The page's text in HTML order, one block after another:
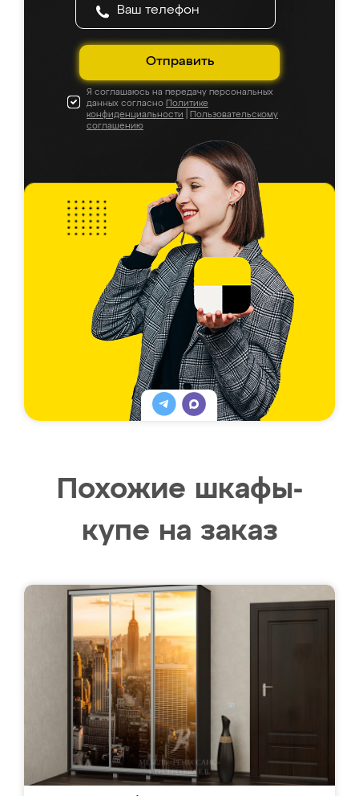
Отправить
Я соглашаюсь на передачу персональных
данных согласно Политике
конфиденциальности
Пользовательскому
соглашению
Похожие шкафы-
купе на заказ